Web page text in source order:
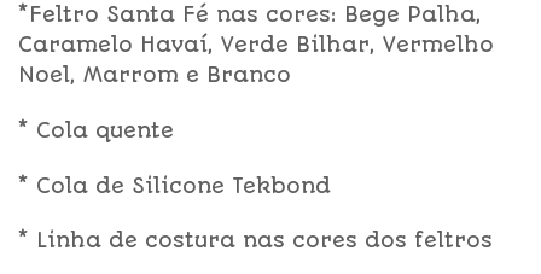
*Feltro Santa Fé nas cores: Bege Palha,
Caramelo Havaí, Verde Bilhar, Vermelho
Noel, Marrom e Branco
* Cola quente
* Cola de Silicone Tekbond
* Linha de costura nas cores dos feltros